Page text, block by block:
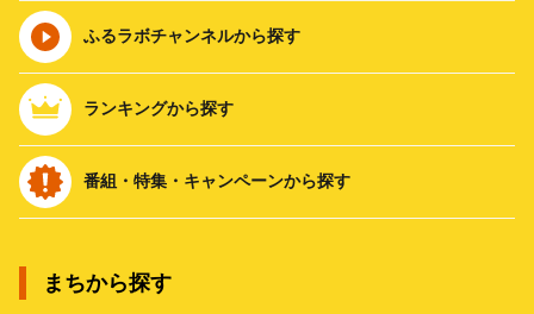
ふるラボチャンネルから探す
ランキングから探す
番組・特集・キャンペーンから探す
まちから探す